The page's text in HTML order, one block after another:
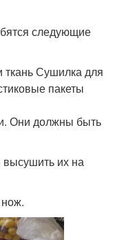
следующие
Сушилка для
пакеты
Они должны быть
их на